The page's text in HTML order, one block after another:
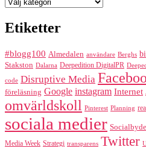
Etiketter
#blogg100 Almedalen användare Berghs
Stakston Dalarna Deepedition DigitalPR
code Disruptive Media
föreläsning Google instagram Internet
omvärldskoll Pinterest Planning
sociala medier
Media Week Strategi transparens Twitter